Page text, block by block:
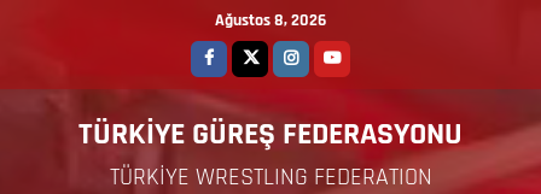
Ağustos 8, 2026
TÜRKİYE GÜREŞ FEDERASYONU
TÜRKİYE WRESTLING FEDERATION